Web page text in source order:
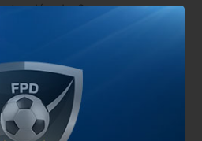
décadas?
#Fabricio Coloccini